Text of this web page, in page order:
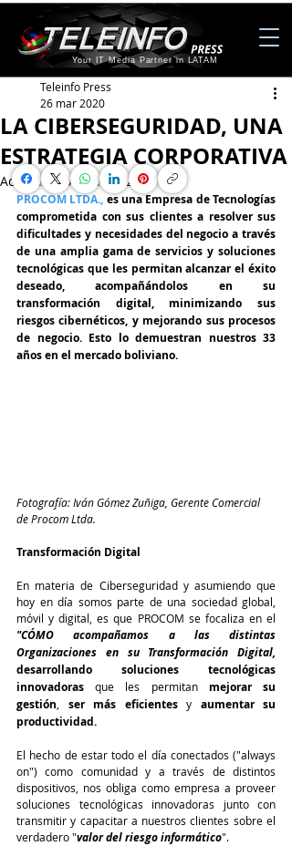
Your IT Media Partner in LATAM
LA CIBERSEGURIDAD, UNA
ESTRATEGIA CORPORATIVA
Teleinfo Press
26 mar 2020
Actualizado: 25 may 2020
PROCOM LTDA., es una Empresa de Tecnologías
comprometida con sus clientes a resolver sus
dificultades y necesidades del negocio a través
de una amplia gama de servicios y soluciones
tecnológicas que les permitan alcanzar el éxito
deseado, acompañándolos en su
transformación digital, minimizando sus
riesgos cibernéticos, y mejorando sus procesos
de negocio. Esto lo demuestran nuestros 33
años en el mercado boliviano.
Fotografía: Iván Gómez Zuñiga, Gerente Comercial
de Procom Ltda.
Transformación Digital
En materia de Ciberseguridad y asumiendo que
hoy en día somos parte de una sociedad global,
"CÓMO acompañamos a las distintas
desarrollando soluciones tecnológicas
innovadoras que les permitan mejorar su
gestión
ser más eficientes y aumentar su
productividad.
El hecho de estar todo el día conectados ("always
on") como comunidad y a través de distintos
dispositivos, nos obliga como empresa a proveer
soluciones tecnológicas innovadoras junto con
transmitir y capacitar a nuestros clientes sobre el
verdadero "valor del riesgo informático".